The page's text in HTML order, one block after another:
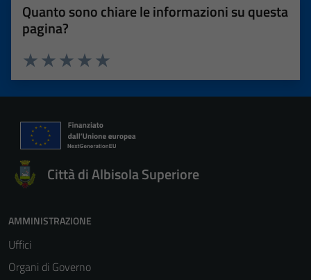
Quanto sono chiare le informazioni su questa
pagina?
Valuta 5 stelle su 5
Valuta 4 stelle su 5
Valuta 3 stelle su 5
Valuta 2 stelle su 5
Valuta 1 stelle su 5
Città di Albisola Superiore
AMMINISTRAZIONE
Uffici
Organi di Governo